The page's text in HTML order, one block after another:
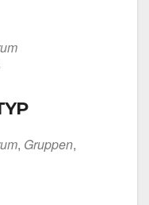
, Grup­pen,